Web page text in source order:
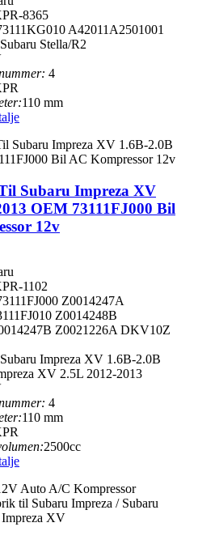
8365
A42011A2501001
Subaru Stella/R2
4
110 mm
Subaru Impreza XV
OEM 73111FJ000 Bil
12v
1102
Z0014247A
Z0014248B
Z0021226A DKV10Z
Subaru Impreza XV 1.6B-2.0B
XV 2.5L 2012-2013
4
110 mm
2500cc